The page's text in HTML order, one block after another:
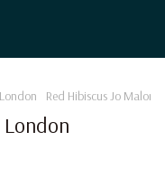
Red Hibiscus Jo